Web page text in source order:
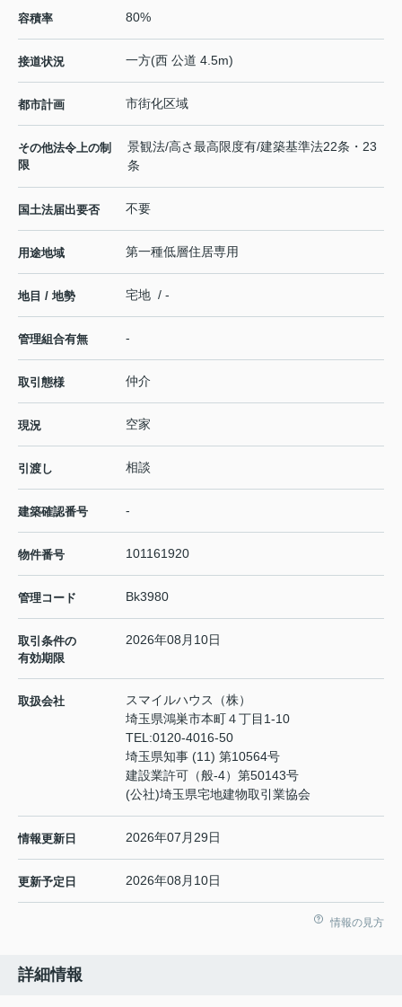
容積率 80%
接道状況 一方(西 公道 4.5m)
都市計画 市街化区域
その他法令上の制
限
景観法/高さ最高限度有/建築基準法22条・23
条
国土法届出要否 不要
用途地域 第一種低層住居専用
地目 / 地勢 宅地 / -
管理組合有無 -
取引態様 仲介
現況 空家
引渡し 相談
建築確認番号 -
物件番号 101161920
管理コード Bk3980
取引条件の
有効期限
2026年08月10日
取扱会社
スマイルハウス（株）
埼玉県鴻巣市本町４丁目1-10
TEL:0120-4016-50
埼玉県知事 (11) 第10564号
建設業許可（般-4）第50143号
(公社)埼玉県宅地建物取引業協会
情報更新日 2026年07月29日
更新予定日 2026年08月10日
情報の見方
詳細情報